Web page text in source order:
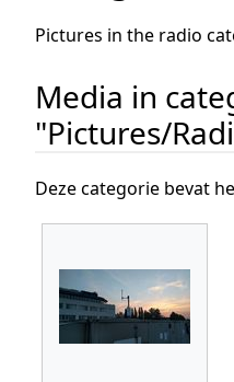
Pictures in the radio
Media in
"Pictures/
Deze categorie bevat